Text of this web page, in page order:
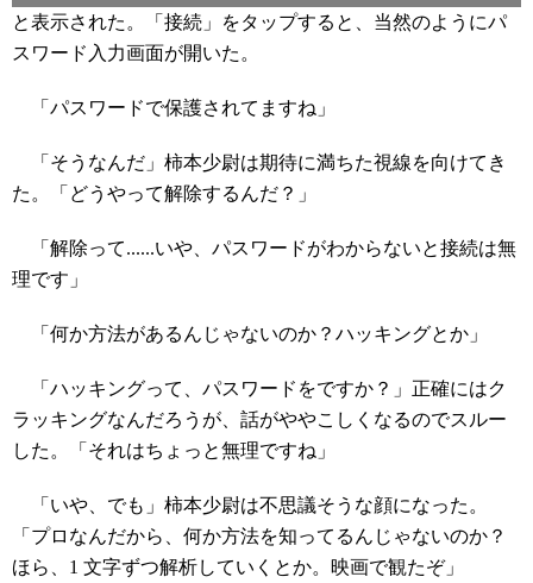
と表示された。「接続」をタップすると、当然のようにパ
スワード入力画面が開いた。
「パスワードで保護されてますね」
「そうなんだ」柿本少尉は期待に満ちた視線を向けてき
た。「どうやって解除するんだ？」
「解除って......いや、パスワードがわからないと接続は無
理です」
「何か方法があるんじゃないのか？ハッキングとか」
「ハッキングって、パスワードをですか？」正確にはク
ラッキングなんだろうが、話がややこしくなるのでスルー
した。「それはちょっと無理ですね」
「いや、でも」柿本少尉は不思議そうな顔になった。
「プロなんだから、何か方法を知ってるんじゃないのか？
ほら、1 文字ずつ解析していくとか。映画で観たぞ」